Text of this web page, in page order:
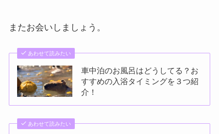
またお会いしましょう。
あわせて読みたい
車中泊のお風呂はどうしてる？お
すすめの入浴タイミングを３つ紹
介！
あわせて読みたい